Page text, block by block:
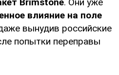
влияние на поле
вынудив российские
попытки переправы